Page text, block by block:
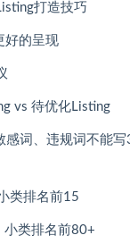
打造技巧
好的呈现
vs 待优化Listing
感词、违规词不能
类排名前15
类排名前80+